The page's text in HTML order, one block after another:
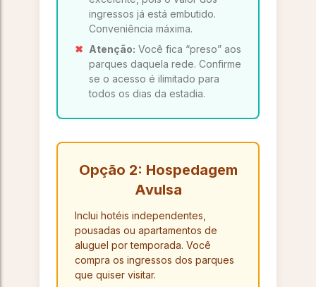
ingressos já está embutido.
Conveniência máxima.
✖ Atenção: Você fica “preso” aos
parques daquela rede. Confirme
se o acesso é ilimitado para
todos os dias da estadia.
Opção 2: Hospedagem
Avulsa
Inclui hotéis independentes,
pousadas ou apartamentos de
aluguel por temporada. Você
compra os ingressos dos parques
que quiser visitar.